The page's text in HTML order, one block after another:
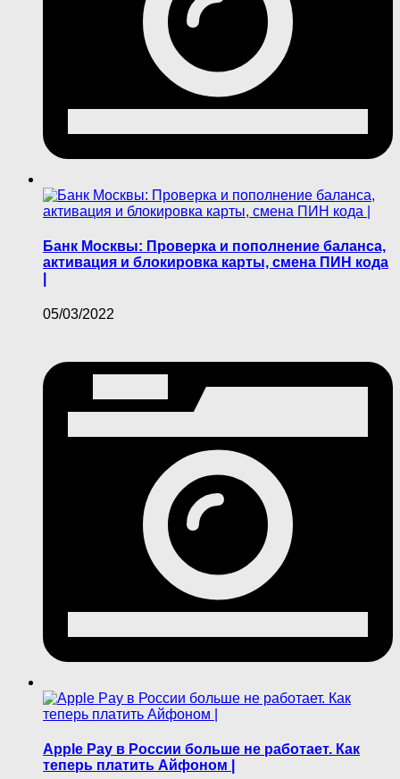
Банк Москвы: Проверка и пополнение баланса,
активация и блокировка карты, смена ПИН кода
05/03/2022
Apple Pay в России больше не работает. Как
теперь платить Айфоном |